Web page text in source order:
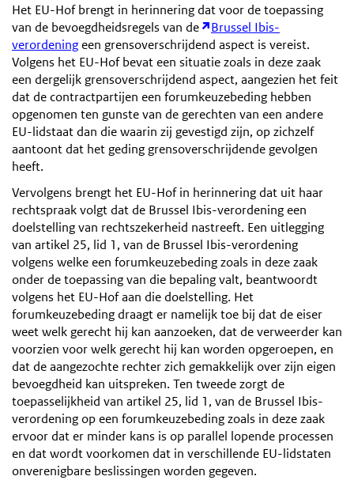
Het EU-Hof brengt in herinnering dat voor de toepassing
van de bevoegdheidsregels van de
Brussel Ibis-
verordeningeen grensoverschrijdend aspect is vereist.
Volgens het EU-Hof bevat een situatie zoals in deze zaak
een dergelijk grensoverschrijdend aspect, aangezien het feit
dat de contractpartijen een forumkeuzebeding hebben
opgenomen ten gunste van de gerechten van een andere
EU-lidstaat dan die waarin zij gevestigd zijn, op zichzelf
aantoont dat het geding grensoverschrijdende gevolgen
heeft.
Vervolgens brengt het EU-Hof in herinnering dat uit haar
rechtspraak volgt dat de Brussel Ibis-verordening een
doelstelling van rechtszekerheid nastreeft. Een uitlegging
van artikel 25, lid 1, van de Brussel Ibis-verordening
volgens welke een forumkeuzebeding zoals in deze zaak
onder de toepassing van die bepaling valt, beantwoordt
volgens het EU-Hof aan die doelstelling. Het
forumkeuzebeding draagt er namelijk toe bij dat de eiser
weet welk gerecht hij kan aanzoeken, dat de verweerder kan
voorzien voor welk gerecht hij kan worden opgeroepen, en
dat de aangezochte rechter zich gemakkelijk over zijn eigen
bevoegdheid kan uitspreken. Ten tweede zorgt de
toepasselijkheid van artikel 25, lid 1, van de Brussel Ibis-
verordening op een forumkeuzebeding zoals in deze zaak
ervoor dat er minder kans is op parallel lopende processen
en dat wordt voorkomen dat in verschillende EU-lidstaten
onverenigbare beslissingen worden gegeven.